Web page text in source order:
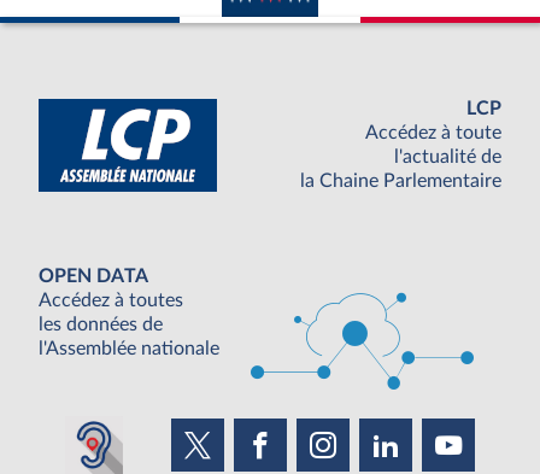
LCP
Accédez à toute
l'actualité de
la Chaine Parlementaire
OPEN DATA
Accédez à toutes
les données de
l'Assemblée nationale